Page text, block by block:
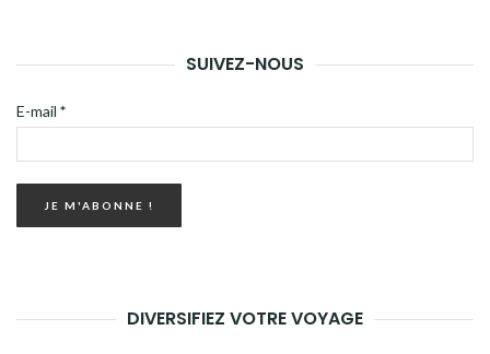
SUIVEZ-NOUS
E-mail *
DIVERSIFIEZ VOTRE VOYAGE